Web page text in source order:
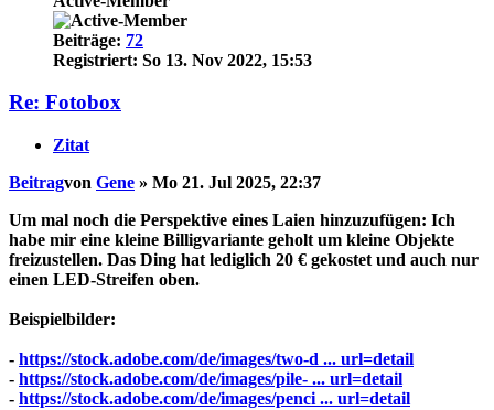
Beiträge: 72
Registriert: So 13. Nov 2022, 15:53
Re: Fotobox
Zitat
Beitragvon Gene » Mo 21. Jul 2025, 22:37
Um mal noch die Perspektive eines Laien hinzuzufügen: Ich
habe mir eine kleine Billigvariante geholt um kleine Objekte
freizustellen. Das Ding hat lediglich 20 € gekostet und auch nur
einen LED-Streifen oben.
Beispielbilder:
- https://stock.adobe.com/de/images/two-d ... url=detail
- https://stock.adobe.com/de/images/pile- ... url=detail
- https://stock.adobe.com/de/images/penci ... url=detail